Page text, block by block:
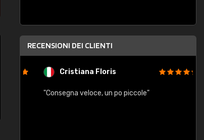
RECENSIONI DEI CLIENTI
Cristiana Floris
"Consegna veloce, un po piccole"